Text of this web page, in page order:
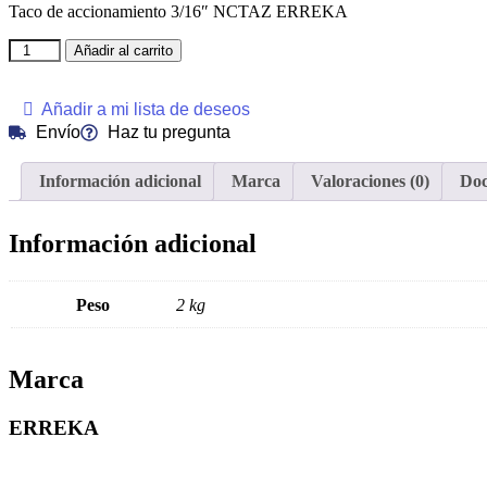
Taco de accionamiento 3/16″ NCTAZ ERREKA
Añadir al carrito
Añadir a mi lista de deseos
Envío
Haz tu pregunta
Información adicional Marca Valoraciones (0)
Información adicional
Peso 2 kg
Marca
ERREKA